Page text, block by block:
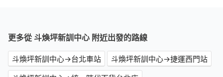
更多從 斗煥坪新訓中心 附近出發的路線
斗煥坪新訓中心→台北車站
斗煥坪新訓中心→捷運西門站